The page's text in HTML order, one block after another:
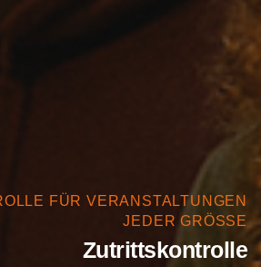
FÜR VERANSTALTUNGEN
JEDER GRÖSSE
Zutrittskontrolle